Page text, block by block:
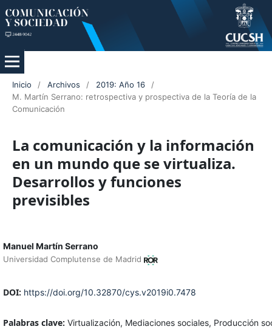
Inicio / Archivos / 2019: Año 16
/
M. Martín Serrano: retrospectiva y prospectiva de la Teoría de la
Comunicación
La comunicación y la información
en un mundo que se virtualiza.
Desarrollos y funciones
previsibles
Manuel Martín Serrano
Universidad Complutense de Madrid
DOI: https://doi.org/10.32870/cys.v2019i0.7478
Palabras clave: Virtualización, Mediaciones sociales, Producción